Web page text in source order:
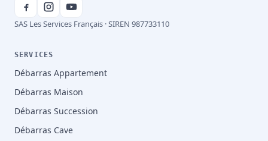
SAS Les Services Français · SIREN 987733110
SERVICES
Débarras Appartement
Débarras Maison
Débarras Succession
Débarras Cave